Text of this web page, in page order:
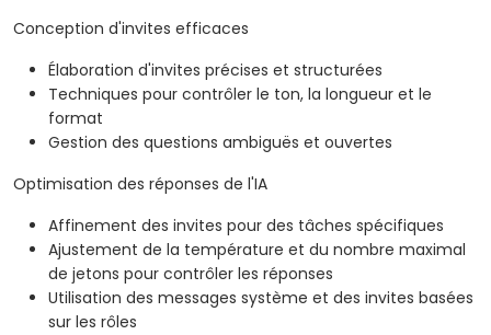
Conception d'invites efficaces
Élaboration d'invites précises et structurées
Techniques pour contrôler le ton, la longueur et le
format
Gestion des questions ambiguës et ouvertes
Optimisation des réponses de l'IA
Affinement des invites pour des tâches spécifiques
Ajustement de la température et du nombre maximal
de jetons pour contrôler les réponses
Utilisation des messages système et des invites basées
sur les rôles